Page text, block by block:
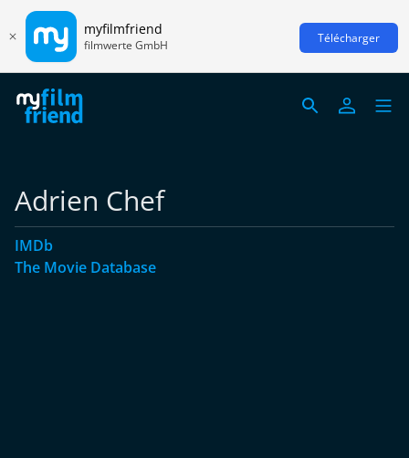
myfilmfriend
filmwerte GmbH Télécharger
Adrien Chef
IMDb
The Movie Database